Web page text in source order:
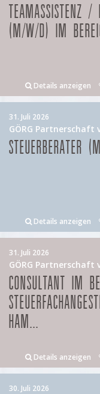
TEAMASSISTENZ /
(M/W/D) IM
Details anzeigen
31. Juli 2026
GÖRG Partnerschaft
STEUERBERATER
Details anzeigen
31. Juli 2026
GÖRG Partnerschaft
CONSULTANT IM
HAM...
Details anzeigen
30. Juli 2026